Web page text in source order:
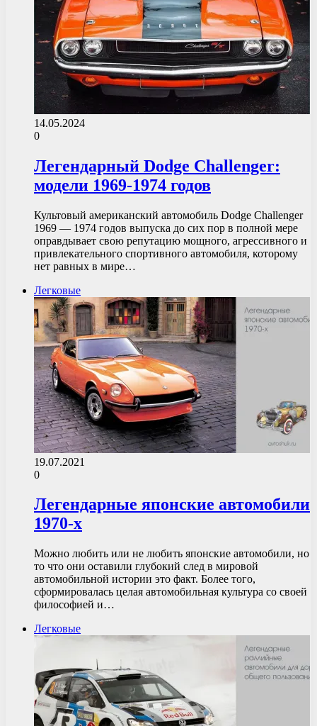
14.05.2024
0
Легендарный Dodge Challenger:
модели 1969-1974 годов
Культовый американский автомобиль Dodge Challenger
1969 — 1974 годов выпуска до сих пор в полной мере
оправдывает свою репутацию мощного, агрессивного и
привлекательного спортивного автомобиля, которому
нет равных в мире…
Легковые
19.07.2021
0
Легендарные японские автомобили
1970-х
Можно любить или не любить японские автомобили, но
то что они оставили глубокий след в мировой
автомобильной истории это факт. Более того,
сформировалась целая автомобильная культура со своей
философией и…
Легковые